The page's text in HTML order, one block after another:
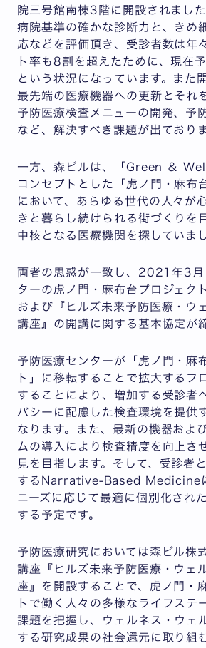
院三号館南棟3階に開設されまし
病院基準の確かな診断力と、きめ
応などを評価頂き、受診者数は年
ト率も8割を超えたために、現在
という状況になっています。また
最先端の医療機器への更新とそれ
予防医療検査メニューの開発、予
など、解決すべき課題が出ており
一方、森ビルは、「Green ＆
コンセプトとした「虎ノ門・麻布
において、あらゆる世代の人々が
きと暮らし続けられる街づくりを
中核となる医療機関を探していま
両者の思惑が一致し、2021年3月
ターの虎ノ門・麻布台プロジェク
および『ヒルズ未来予防医療・ウ
講座』の開講に関する基本協定が
予防医療センターが「虎ノ門・麻
ト」に移転することで拡大するフ
することにより、増加する受診者
バシーに配慮した検査環境を提供
なります。また、最新の機器およ
ムの導入により検査精度を向上さ
見を目指します。そして、受診者
するNarrative-Based Medicine
ニーズに応じて最適に個別化され
する予定です。
予防医療研究においては森ビル株
講座『ヒルズ未来予防医療・ウェ
座』を開設することで、虎ノ門・
トで働く人々の多様なライフステ
課題を把握し、ウェルネス・ウェ
する研究成果の社会還元に取り組